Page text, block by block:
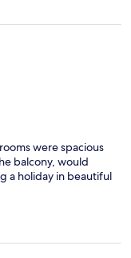
were spacious
balcony, would
a holiday in beautiful